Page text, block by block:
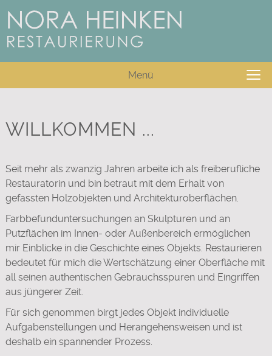
Menü ≡
WILLKOMMEN ...
Seit mehr als zwanzig Jahren arbeite ich als freiberufliche
Restauratorin und bin betraut mit dem Erhalt von
gefassten Holzobjekten und Architekturoberflächen.
Farbbefunduntersuchungen an Skulpturen und an
Putzflächen im Innen- oder Außenbereich ermöglichen
mir Einblicke in die Geschichte eines Objekts. Restaurieren
bedeutet für mich die Wertschätzung einer Oberfläche mit
all seinen authentischen Gebrauchsspuren und Eingriffen
aus jüngerer Zeit.
Für sich genommen birgt jedes Objekt individuelle
Aufgabenstellungen und Herangehensweisen und ist
deshalb ein spannender Prozess.